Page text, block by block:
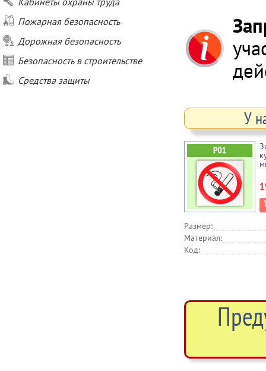
Пожарная безопасность
Дорожная безопасность
Безопасность в строительстве
Средства защиты
У
Размер:
Материал:
Код: